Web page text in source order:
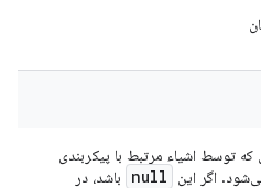
که توسط اشیاء مرتبط با پیکربندی
اگر این
null
باشد، در